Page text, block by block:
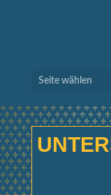
Seite wählen